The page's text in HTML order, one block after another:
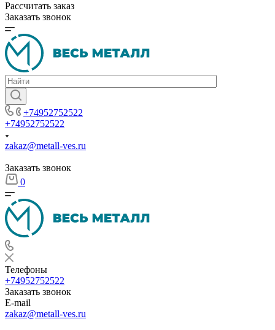
Рассчитать заказ
Заказать звонок
+74952752522
+74952752522
zakaz@metall-ves.ru
Заказать звонок
0
Телефоны
+74952752522
Заказать звонок
E-mail
zakaz@metall-ves.ru